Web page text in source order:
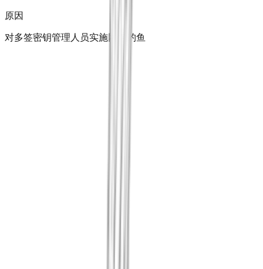
原因
对多签密钥管理人员实施网络钓鱼